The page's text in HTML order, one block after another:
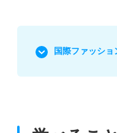
国際ファッショ